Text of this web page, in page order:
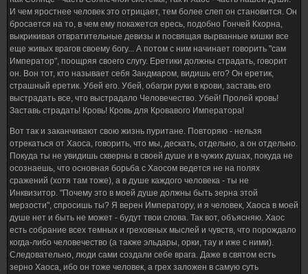
И чем яростнее человек это отрицает, тем более слеп он становится. Он
бросается на то, в чем ему покажется ересь, подобно Гончей Кхорна,
выкрикивая отвратительные девизы и посвящая вырванные кишки все
еще живых врагов своему богу... А потом с ним начинает говорить "сам
Император", поощряя своего слугу. Еретики должны страдать, говорит
он. Вон тот, кто называет себя Зандмаром, видишь его? Он еретик,
страшный еретик. Убей его. Убей, обагри руки в крови, заставь его
выстрадать все, что выстрадало Человечество. Убей! Пролей кровь!
Заставь страдать! Кровь! Кровь для Кровавого Императора!
Вот так и заканчивают свою жизнь пуритане. Повторяю - нельзя
отрекаться от Хаоса, говорить, что мы, дескать, отдельно, а он отдельно.
Покуда ты не увидишь скверны в своей душе и в чужих душах, покуда не
осознаешь, что основная борьба с Хаосом ведется не на полях
сражений (хотя там тоже), а в душе каждого человека - ты не
Инквизитор. "Почему это в моей душе должны быть зерна этой
мерзости", спросишь ты? Я верен Императору, и я человек, Хаоса в моей
душе нет и быть не может - будут твои слова. Так вот, объясняю. Хаос
есть собрание всех темных и греховных мыслей и чувств, что порождало
когда-либо человечество (а также эльдары, орки, тау и иже с ними).
Следовательно, люди сами создали себе врага. Даже в святом есть
зерно Хаоса, ибо он тоже человек, а грех заложен в самую суть